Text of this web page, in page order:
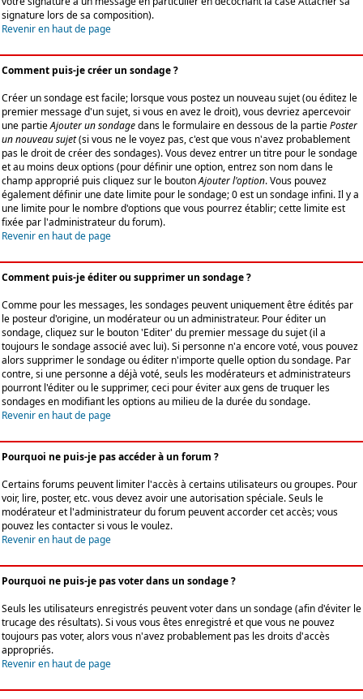
signature lors de sa composition).
Revenir en haut de page
Comment puis-je créer un sondage ?
Créer un sondage est facile; lorsque vous postez un nouveau sujet (ou éditez le
premier message d'un sujet, si vous en avez le droit), vous devriez apercevoir
une partieAjouter un sondagedans le formulaire en dessous de la partiePoster
un nouveau sujet(si vous ne le voyez pas, c'est que vous n'avez probablement
pas le droit de créer des sondages). Vous devez entrer un titre pour le sondage
et au moins deux options (pour définir une option, entrez son nom dans le
champ approprié puis cliquez sur le boutonAjouter l'option. Vous pouvez
également définir une date limite pour le sondage; 0 est un sondage infini. Il y a
une limite pour le nombre d'options que vous pourrez établir; cette limite est
fixée par l'administrateur du forum).
Revenir en haut de page
Comment puis-je éditer ou supprimer un sondage ?
Comme pour les messages, les sondages peuvent uniquement être édités par
le posteur d'origine, un modérateur ou un administrateur. Pour éditer un
sondage, cliquez sur le bouton 'Editer' du premier message du sujet (il a
toujours le sondage associé avec lui). Si personne n'a encore voté, vous pouvez
alors supprimer le sondage ou éditer n'importe quelle option du sondage. Par
contre, si une personne a déjà voté, seuls les modérateurs et administrateurs
pourront l'éditer ou le supprimer, ceci pour éviter aux gens de truquer les
sondages en modifiant les options au milieu de la durée du sondage.
Revenir en haut de page
Pourquoi ne puis-je pas accéder à un forum ?
Certains forums peuvent limiter l'accès à certains utilisateurs ou groupes. Pour
voir, lire, poster, etc. vous devez avoir une autorisation spéciale. Seuls le
modérateur et l'administrateur du forum peuvent accorder cet accès; vous
pouvez les contacter si vous le voulez.
Revenir en haut de page
Pourquoi ne puis-je pas voter dans un sondage ?
Seuls les utilisateurs enregistrés peuvent voter dans un sondage (afin d'éviter le
trucage des résultats). Si vous vous êtes enregistré et que vous ne pouvez
toujours pas voter, alors vous n'avez probablement pas les droits d'accès
appropriés.
Revenir en haut de page